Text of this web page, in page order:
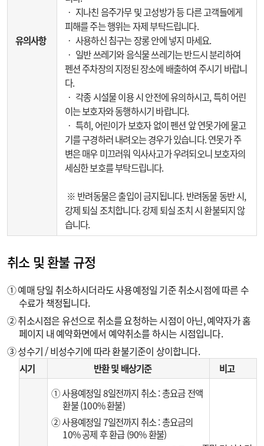
유의사항
‧ 지나친 음주가무 및 고성방가 등 다른 고객들에게
피해를 주는 행위는 자제 부탁드립니다.
‧ 사용하신 침구는 장롱 안에 넣지 마세요.
‧ 일반 쓰레기와 음식물 쓰레기는 반드시 분리하여
펜션 주차장의 지정된 장소에 배출하여 주시기 바랍니
다.
‧ 각종 시설물 이용 시 안전에 유의하시고, 특히 어린
이는 보호자와 동행하시기 바랍니다.
‧ 특히, 어린이가 보호자 없이 펜션 앞 연못가에 물고
기를 구경하러 내려오는 경우가 있습니다. 연못가 주
변은 매우 미끄러워 익사사고가 우려되오니 보호자의
세심한 보호를 부탁드립니다.
※ 반려동물은 출입이 금지됩니다. 반려동물 동반 시,
강제 퇴실 조치합니다. 강제 퇴실 조치 시 환불되지 않
습니다.
취소 및 환불 규정
① 예매 당일 취소하시더라도 사용예정일 기준 취소시점에 따른 수
수료가 책정됩니다.
② 취소시점은 유선으로 취소를 요청하는 시점이 아닌, 예약자가 홈
페이지 내 예약화면에서 예약취소를 하시는 시점입니다.
③ 성수기 / 비성수기에 따라 환불기준이 상이합니다.
시기 반환 및 배상기준 비고
① 사용예정일 8일전까지 취소 : 총요금 전액
환불 (100% 환불)
② 사용예정일 7일전까지 취소 : 총요금의
10% 공제 후 환급 (90% 환불)